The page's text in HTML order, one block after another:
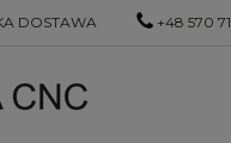
DOSTAWA +48 570